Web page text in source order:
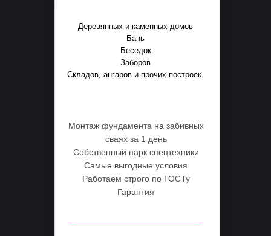
Деревянных и каменных домов
Бань
Беседок
Заборов
Складов, ангаров и прочих построек.
Монтаж фундамента на забивных
сваях за 1 день
Собственный парк спецтехники
Самые выгодные условия
Работаем строго по ГОСТу
Гарантия